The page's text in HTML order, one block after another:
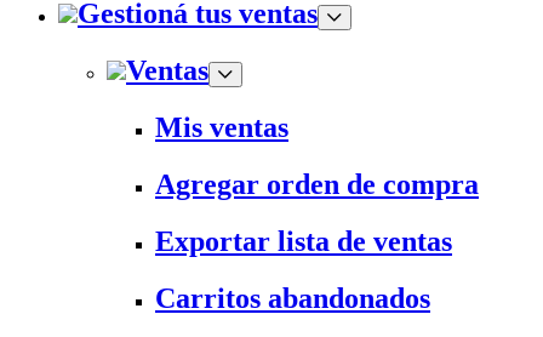
Gestioná tus ventas
Ventas
Mis ventas
Agregar orden de compra
Exportar lista de ventas
Carritos abandonados